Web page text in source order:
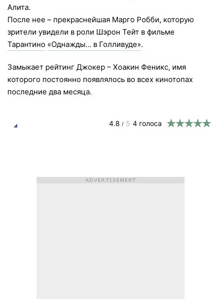
Алита.
После нее – прекраснейшая Марго Робби, которую
зрители увидели в роли Шэрон Тейт в фильме
Тарантино «Однажды… в Голливуде».
Замыкает рейтинг Джокер – Хоакин Феникс, имя
которого постоянно появлялось во всех кинотопах
последние два месяца.
4.8 / 5 4 голоса